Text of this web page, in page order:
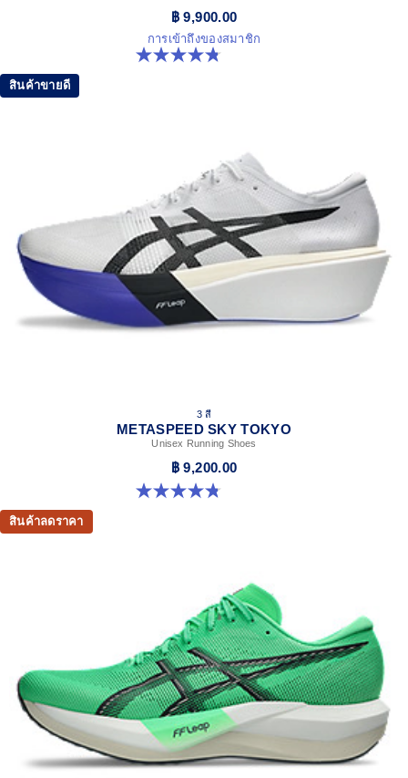
฿ 9,900.00
การเข้าถึงของสมาชิก
4.8 จาก 5 ดาว 186 รีวิว
สินค้าขายดี
3 สี
METASPEED SKY TOKYO
Unisex Running Shoes
฿ 9,200.00
4.8 จาก 5 ดาว 349 รีวิว
สินค้าลดราคา